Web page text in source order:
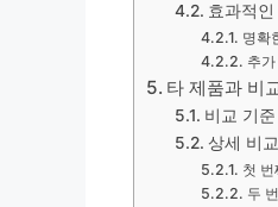
효과적
명확
추가
타 제품과 비
비교 기준
상세 비교
첫
두